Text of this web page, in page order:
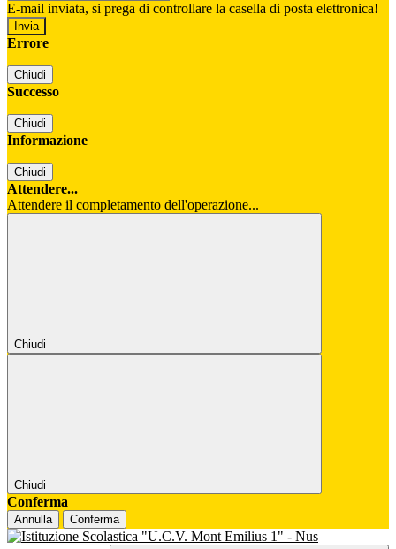
E-mail inviata, si prega di controllare la casella di posta elettronica!
Errore
Chiudi
Successo
Chiudi
Informazione
Chiudi
Attendere...
Attendere il completamento dell'operazione...
Chiudi
Chiudi
Conferma
Annulla Conferma